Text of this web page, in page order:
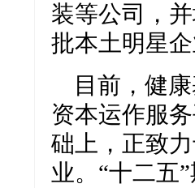
装等公司，
批本土明星
目前，健康
资本运作服
础上，正致
业。“十二五